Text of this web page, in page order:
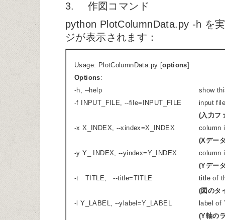
3. 作図コマンド
python PlotColumnData.py -h を
ジが表示されます：
Usage: PlotColumnData.py [options]
Options:
-h, --help
show
-f INPUT_FILE, --file=INPUT_FILE
input
(入力フ
-x X_INDEX, --xindex=X_INDEX
column
(Xデー
-y Y_ INDEX, --yindex=Y_INDEX
column
(Yデー
-t TITLE, --title=TITLE
title of
(図のタ
-l Y_LABEL, --ylabel=Y_LABEL
label of
(Y軸の